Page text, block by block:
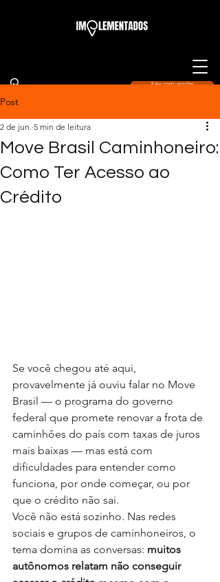
Fale com vendas
Post
Move Brasil Caminhoneiro:
Como Ter Acesso ao
Crédito
2 de jun. 5 min de leitura
Se você chegou até aqui,
provavelmente já ouviu falar no Move
Brasil — o programa do governo
federal que promete renovar a frota de
caminhões do país com taxas de juros
mais baixas — mas está com
dificuldades para entender como
funciona, por onde começar, ou por
que o crédito não sai.
Você não está sozinho. Nas redes
sociais e grupos de caminhoneiros, o
tema domina as conversas: muitos
autônomos relatam não conseguir